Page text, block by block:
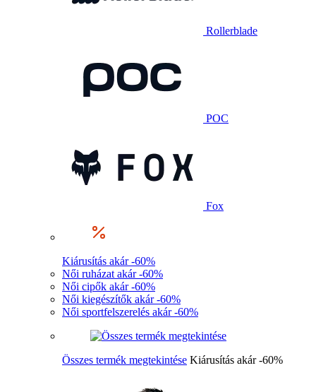
Rollerblade
POC
Fox
Kiárusítás akár -60%
Női ruházat akár -60%
Női cipők akár -60%
Női kiegészítők akár -60%
Női sportfelszerelés akár -60%
Összes termék megtekintése Kiárusítás akár -60%